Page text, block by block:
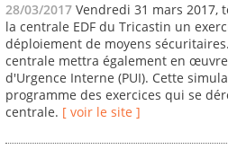
28/03/2017 Vendredi 31 mars 2017,
la centrale EDF du Tricastin un
déploiement de moyens
centrale mettra également en
d'Urgence Interne (PUI). Cette
programme des exercices qui se
centrale. [ voir le site ]